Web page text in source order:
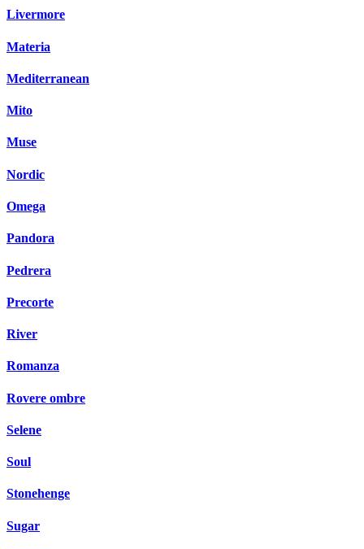
Livermore
Materia
Mediterranean
Mito
Muse
Nordic
Omega
Pandora
Pedrera
Precorte
River
Romanza
Rovere ombre
Selene
Soul
Stonehenge
Sugar